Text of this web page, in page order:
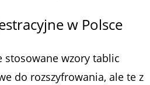
w Polsce
stosowane wzory tablic
do rozszyfrowania, ale te z